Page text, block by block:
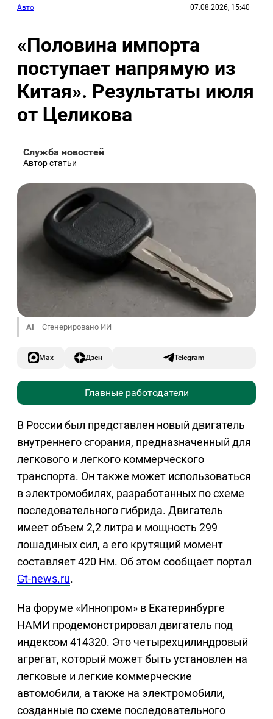
Авто 07.08.2026, 15:40
«Половина импорта
поступает напрямую из
Китая». Результаты июля
от Целикова
Служба новостей
Автор статьи
AI Сгенерировано ИИ
Max Дзен Telegram
Главные работодатели
В России был представлен новый двигатель
внутреннего сгорания, предназначенный для
легкового и легкого коммерческого
транспорта. Он также может использоваться
в электромобилях, разработанных по схеме
последовательного гибрида. Двигатель
имеет объем 2,2 литра и мощность 299
лошадиных сил, а его крутящий момент
составляет 420 Нм. Об этом сообщает портал
Gt-news.ru.
На форуме «Иннопром» в Екатеринбурге
НАМИ продемонстрировал двигатель под
индексом 414320. Это четырехцилиндровый
агрегат, который может быть установлен на
легковые и легкие коммерческие
автомобили, а также на электромобили,
созданные по схеме последовательного